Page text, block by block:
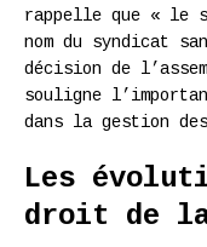
rappelle que « le
nom du syndicat
décision de
souligne
dans la gestion
Les
droit de